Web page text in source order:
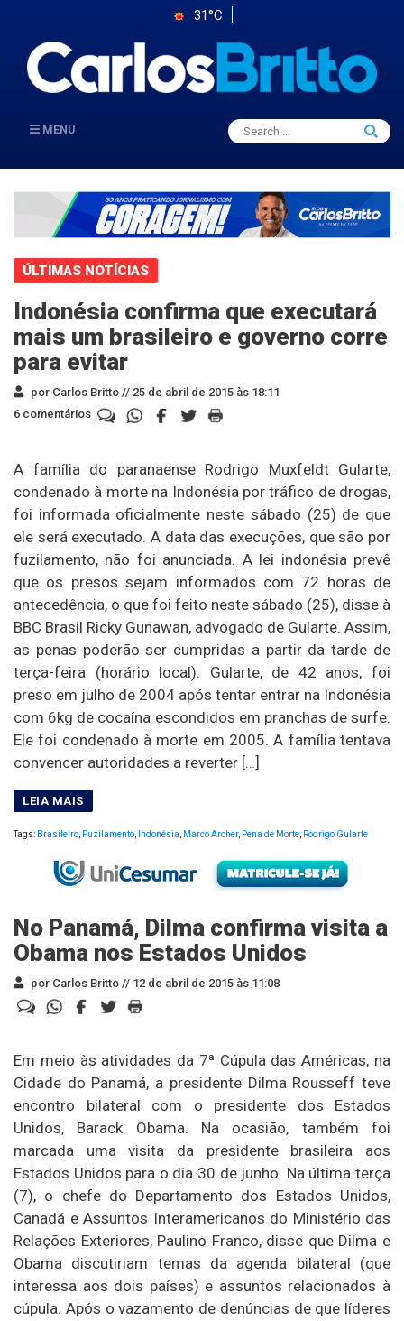
31°C
MENU
Search
for:
Search
ÚLTIMAS NOTÍCIAS
Indonésia confirma que executará
mais um brasileiro e governo corre
para evitar
por Carlos Britto // 25 de abril de 2015 às 18:11
6 comentários
A família do paranaense Rodrigo Muxfeldt Gularte,
condenado à morte na Indonésia por tráfico de drogas,
foi informada oficialmente neste sábado (25) de que
ele será executado. A data das execuções, que são por
fuzilamento, não foi anunciada. A lei indonésia prevê
que os presos sejam informados com 72 horas de
antecedência, o que foi feito neste sábado (25), disse à
BBC Brasil Ricky Gunawan, advogado de Gularte. Assim,
as penas poderão ser cumpridas a partir da tarde de
terça-feira (horário local). Gularte, de 42 anos, foi
preso em julho de 2004 após tentar entrar na Indonésia
com 6kg de cocaína escondidos em pranchas de surfe.
Ele foi condenado à morte em 2005. A família tentava
convencer autoridades a reverter […]
Tags: Brasileiro Fuzilamento Indonésia Marco Archer, Pena de Morte Rodrigo Gularte
No Panamá, Dilma confirma visita a
Obama nos Estados Unidos
por Carlos Britto // 12 de abril de 2015 às 11:08
Em meio às atividades da 7ª Cúpula das Américas, na
Cidade do Panamá, a presidente Dilma Rousseff teve
encontro bilateral com o presidente dos Estados
Unidos, Barack Obama. Na ocasião, também foi
marcada uma visita da presidente brasileira aos
Estados Unidos para o dia 30 de junho. Na última terça
(7), o chefe do Departamento dos Estados Unidos,
Canadá e Assuntos Interamericanos do Ministério das
Relações Exteriores, Paulino Franco, disse que Dilma e
Obama discutiriam temas da agenda bilateral (que
interessa aos dois países) e assuntos relacionados à
cúpula. Após o vazamento de denúncias de que líderes